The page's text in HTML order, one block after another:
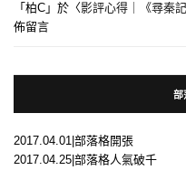
「 柏C 」於〈影評心得｜《尋秦
佈留言
部
2017.04.01|部落格開張
2017.04.25|部落格人氣破千